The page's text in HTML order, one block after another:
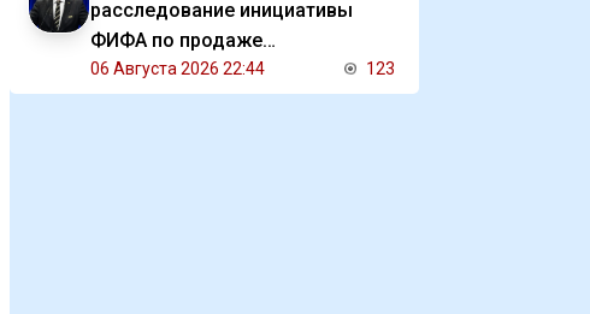
расследование инициативы
ФИФА по продаже
коммерческих прав на ЧМ
06 Августа 2026 22:44 123